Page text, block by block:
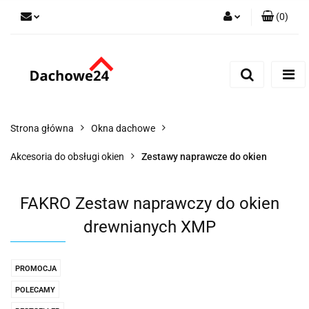
(0)
Strona główna Okna dachowe
Akcesoria do obsługi okien Zestawy naprawcze do okien
FAKRO Zestaw naprawczy do okien
drewnianych XMP
PROMOCJA
POLECAMY